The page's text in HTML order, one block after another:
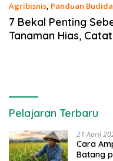
Agribisnis, Panduan
7 Bekal Penting
Tanaman Hias,
Pelajaran Terbaru
21 April
Cara
Batang